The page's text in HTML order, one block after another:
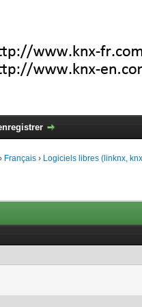
› Français › Logiciels libres (linknx,